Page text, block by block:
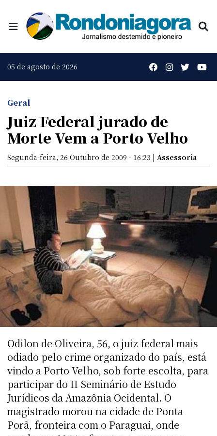
05 de agosto de 2026
Geral
Juiz Federal jurado de
Morte Vem a Porto Velho
Segunda-feira, 26 Outubro de 2009 - 16:23 | Assessoria
Odilon de Oliveira, 56, o juiz federal mais
odiado pelo crime organizado do país, está
vindo a Porto Velho, sob forte escolta, para
participar do II Seminário de Estudo
Jurídicos da Amazônia Ocidental. O
magistrado morou na cidade de Ponta
Porã, fronteira com o Paraguai, onde